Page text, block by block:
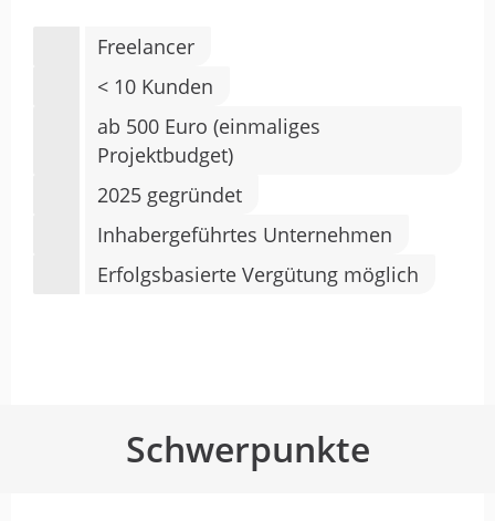
Freelancer
< 10 Kunden
ab 500 Euro (einmaliges
Projektbudget)
2025 gegründet
Inhabergeführtes Unternehmen
Erfolgsbasierte Vergütung möglich
Schwerpunkte